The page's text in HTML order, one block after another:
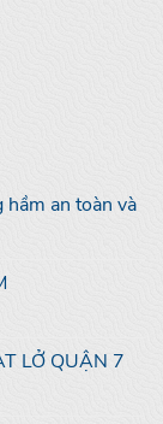
hầm an toàn và
LỞ QUẬN 7